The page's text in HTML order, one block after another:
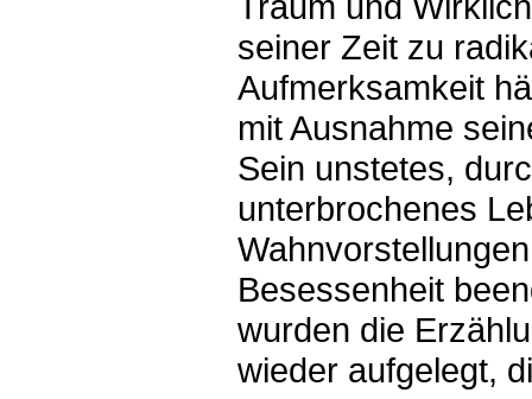
seiner Zeit zu
Aufmerksamkeit
mit Ausnahme
Sein unstetes,
unterbrochenes
Besessenheit
wurden die
wieder aufgelegt,